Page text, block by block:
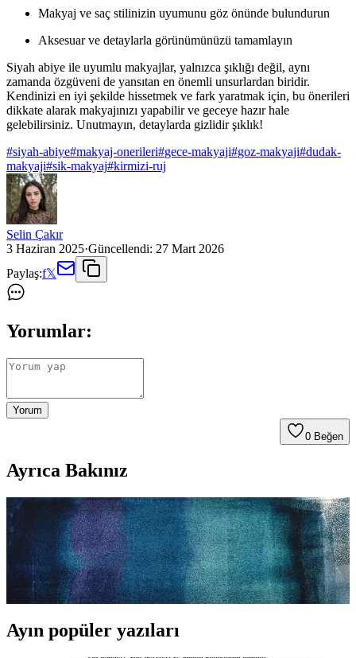
Makyaj ve saç stilinizin uyumunu göz önünde bulundurun
Aksesuar ve detaylarla görünümünüzü tamamlayın
Siyah abiye ile uyumlu makyajlar, yalnızca şıklığı değil, aynı
zamanda özgüveni de yansıtan en önemli unsurlardan biridir.
Kendinizi en iyi şekilde hissetmek ve fark yaratmak için, bu önerileri
dikkate alarak makyajınızı yapabilir ve geceye hazır hale
gelebilirsiniz. Unutmayın, detaylarda gizlidir şıklık!
#siyah-abiye#makyaj-onerileri#gece-makyaji#goz-makyaji#dudak-
makyaji#sik-makyaj#kirmizi-ruj
Selin Çakır
3 Haziran 2025·Güncellendi: 27 Mart 2026
Paylaş:f𝕏
Yorumlar:
Yorum
0 Beğen
Ayrıca Bakınız
Siyah Abiye Uyumlu Makyaj Rehberi: Şıklık ve
Zarafetin Anahtarları
Siyah abiyelerle uyumlu makyaj önerileri, göz, dudak ve yanak
makyajı ipuçlarıyla şıklığınızı tamamlamanın yollarını keşfedin.
Ayın popüler yazıları